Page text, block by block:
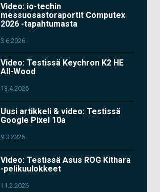
Video: io-techin
messuosastoraportit Computex
2026 -tapahtumasta
3.6.2026
Video: Testissä Keychron K2 HE
All-Wood
13.4.2026
Uusi artikkeli & video: Testissä
Google Pixel 10a
9.3.2026
Video: Testissä Asus ROG Kithara
-pelikuulokkeet
11.2.2026